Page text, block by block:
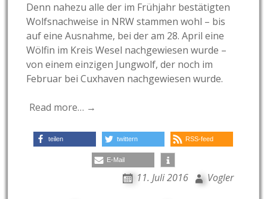
Denn nahezu alle der im Frühjahr bestätigten
Wolfsnachweise in NRW stammen wohl – bis
auf eine Ausnahme, bei der am 28. April eine
Wölfin im Kreis Wesel nachgewiesen wurde –
von einem einzigen Jungwolf, der noch im
Februar bei Cuxhaven nachgewiesen wurde.
Read more… →
teilen twittern RSS-feed
E-Mail
11. Juli 2016 Vogler